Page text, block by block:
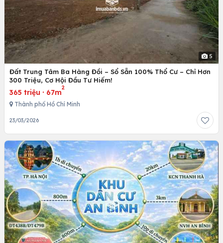
5
Đất Trung Tâm Ba Hàng Đồi – Sổ Sẵn 100% Thổ Cư – Chỉ Hơn
300 Triệu, Cơ Hội Đầu Tư Hiếm!
365 triệu · 67m
2
Thành phố Hồ Chí Minh
23/03/2026